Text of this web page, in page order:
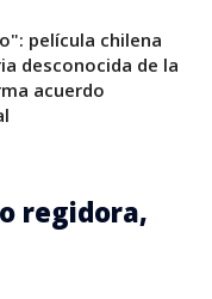
película chilena
desconocida de la
acuerdo
regidora,